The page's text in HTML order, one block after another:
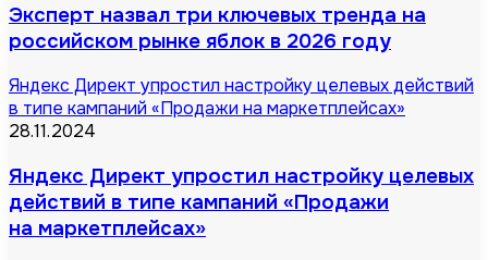
Эксперт назвал три ключевых тренда на
российском рынке яблок в 2026 году
Яндекс Директ упростил настройку целевых действий
в типе кампаний «Продажи на маркетплейсах»
28.11.2024
Яндекс Директ упростил настройку целевых
действий в типе кампаний «Продажи
на маркетплейсах»